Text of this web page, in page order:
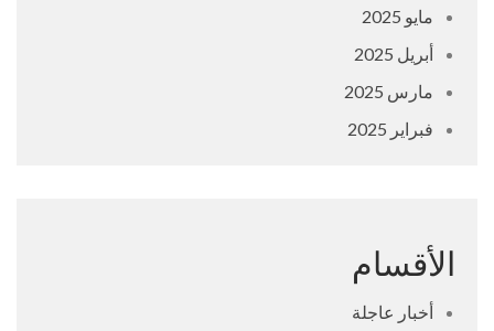
مايو 2025
أبريل 2025
مارس 2025
فبراير 2025
الأقسام
أخبار عاجلة